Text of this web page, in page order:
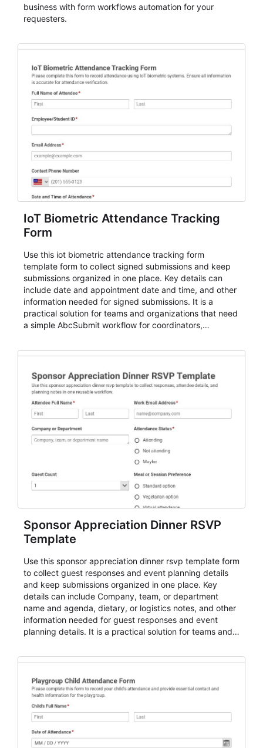
business with form workflows automation for your
requesters.
IoT Biometric Attendance Tracking
Form
Use this iot biometric attendance tracking form
template form to collect signed submissions and keep
submissions organized in one place. Key details can
include date and appointment date and time, and other
information needed for signed submissions. It is a
practical solution for teams and organizations that need
a simple AbcSubmit workflow for coordinators,
Sponsor Appreciation Dinner RSVP
Template
Use this sponsor appreciation dinner rsvp template form
to collect guest responses and event planning details
and keep submissions organized in one place. Key
details can include Company, team, or department
name and agenda, dietary, or logistics notes, and other
information needed for guest responses and event
planning details. It is a practical solution for teams and
for teams and organizations.